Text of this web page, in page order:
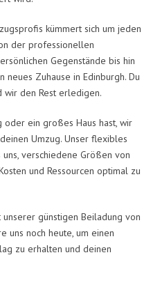
kümmert sich um jeden
der professionellen
Gegenstände bis hin
Zuhause in Edinburgh. Du
wir den Rest erledigen.
oder ein großes Haus hast, wir
Umzug. Unser flexibles
verschiedene Größen von
und Ressourcen optimal zu
günstigen Beiladung von
uns noch heute, um einen
zu erhalten und deinen